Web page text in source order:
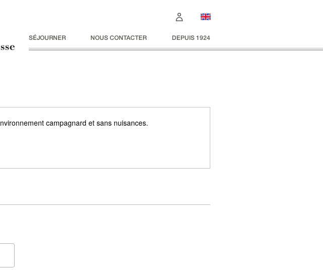
SÉJOURNER NOUS CONTACTER DEPUIS 1924
campagnard et sans nuisances.